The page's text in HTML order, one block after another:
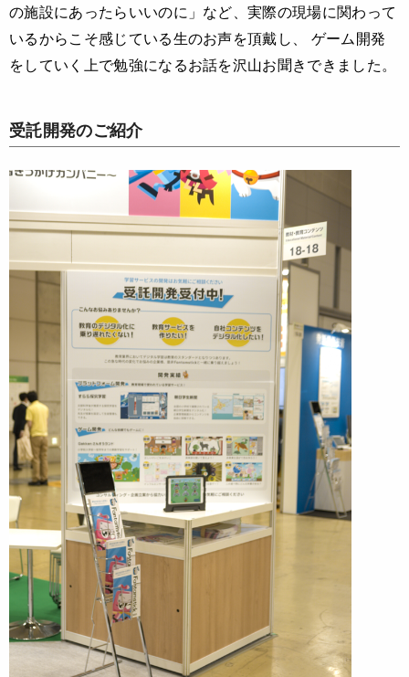
の施設にあったらいいのに」など、実際の現場に関わって
いるからこそ感じている生のお声を頂戴し、 ゲーム開発
をしていく上で勉強になるお話を沢山お聞きできました。
受託開発のご紹介